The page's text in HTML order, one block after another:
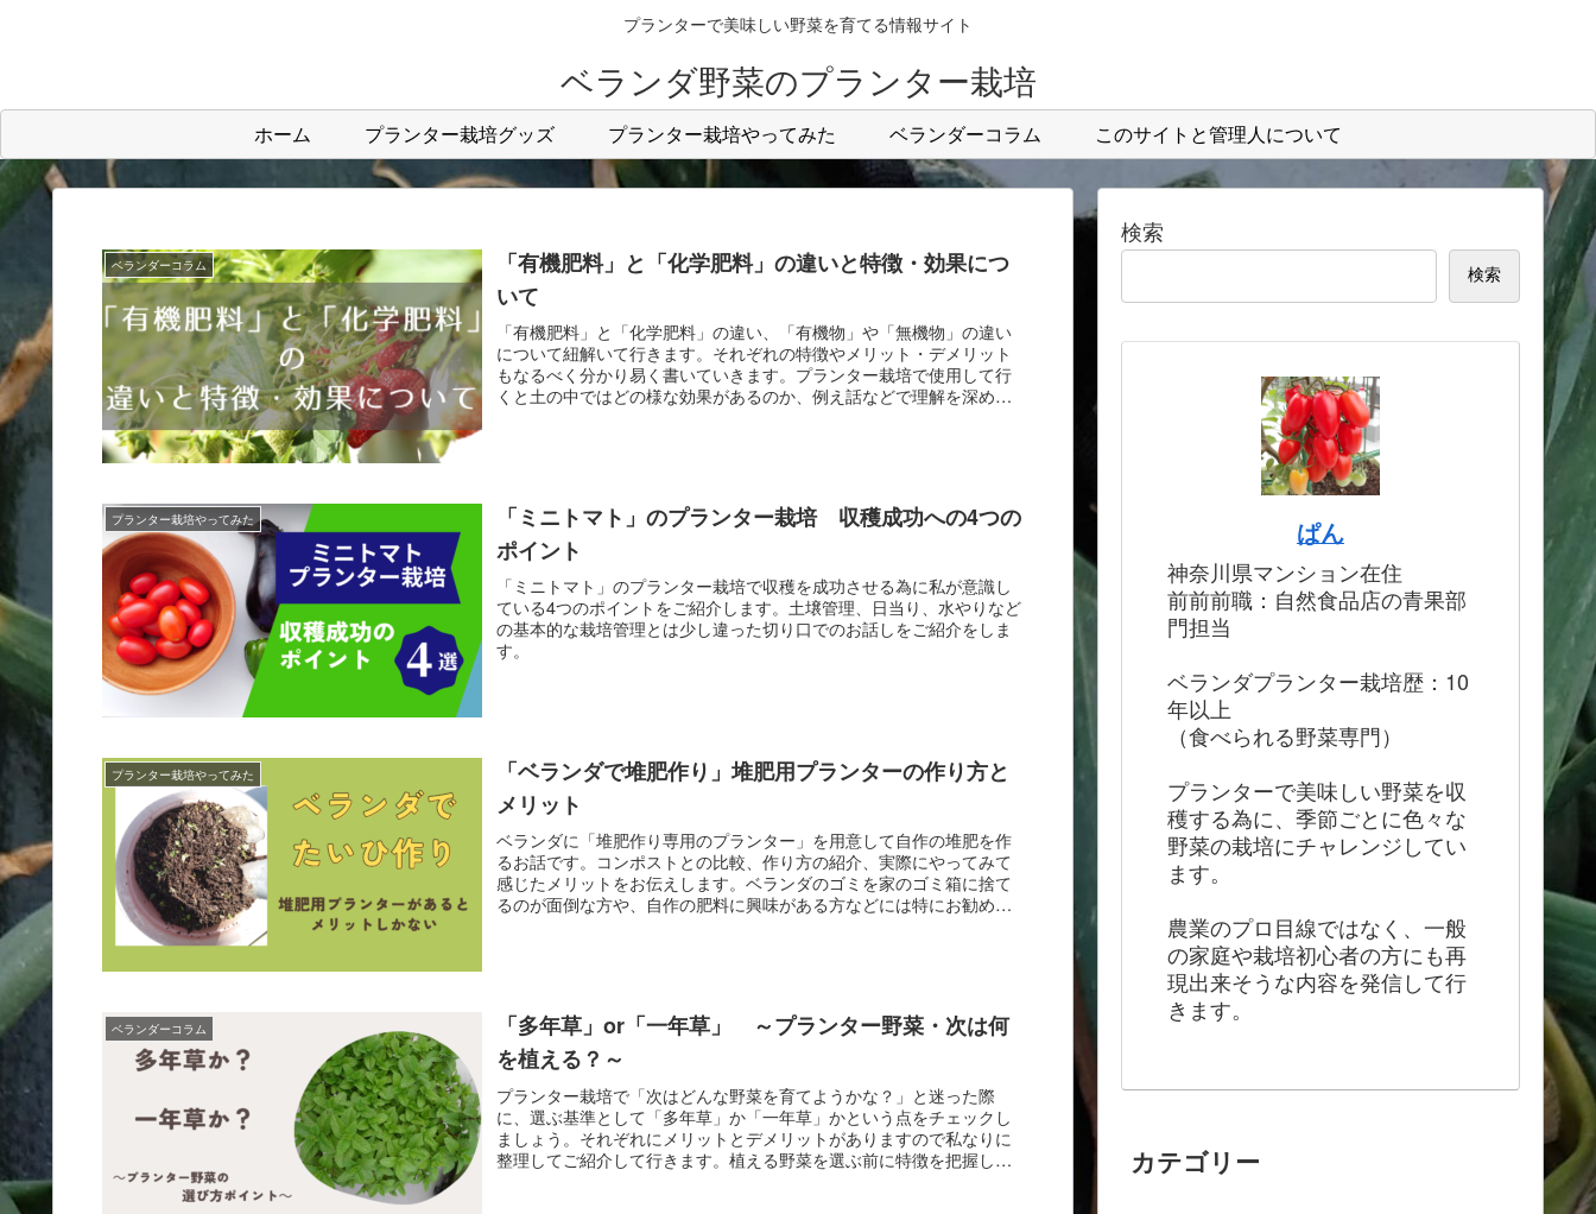
プランターで美味しい野菜を育てる情報サイト
ベランダ野菜のプランター栽培
ホーム プランター栽培グッズ プランター栽培やってみた ベランダーコラム このサイトと管理人について
ベランダーコラム
「有機肥料」と「化学肥料」の違いと特徴・効果につ
いて
「有機肥料」と「化学肥料」の違い、「有機物」や「無機物」の違い
について紐解いて行きます。それぞれの特徴やメリット・デメリット
もなるべく分かり易く書いていきます。プランター栽培で使用して行
くと土の中ではどの様な効果があるのか、例え話などで理解を深めて
プランター栽培やってみた
「ミニトマト」のプランター栽培 収穫成功への4つの
ポイント
「ミニトマト」のプランター栽培で収穫を成功させる為に私が意識し
ている4つのポイントをご紹介します。土壌管理、日当り、水やりなど
の基本的な栽培管理とは少し違った切り口でのお話しをご紹介をしま
す。
プランター栽培やってみた
「ベランダで堆肥作り」堆肥用プランターの作り方と
メリット
ベランダに「堆肥作り専用のプランター」を用意して自作の堆肥を作
るお話です。コンポストとの比較、作り方の紹介、実際にやってみて
感じたメリットをお伝えします。ベランダのゴミを家のゴミ箱に捨て
るのが面倒な方や、自作の肥料に興味がある方などには特にお勧めで
ベランダーコラム
「多年草」or「一年草」 ～プランター野菜・次は何
を植える？～
プランター栽培で「次はどんな野菜を育てようかな？」と迷った際
に、選ぶ基準として「多年草」か「一年草」かという点をチェックし
ましょう。それぞれにメリットとデメリットがありますので私なりに
整理してご紹介して行きます。植える野菜を選ぶ前に特徴を把握して
検索
検索
ぱん
神奈川県マンション在住
前前前職：自然食品店の青果部
門担当
ベランダプランター栽培歴：10
年以上
（食べられる野菜専門）
プランターで美味しい野菜を収
穫する為に、季節ごとに色々な
野菜の栽培にチャレンジしてい
ます。
農業のプロ目線ではなく、一般
の家庭や栽培初心者の方にも再
現出来そうな内容を発信して行
きます。
カテゴリー